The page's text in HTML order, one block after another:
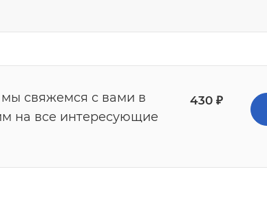
свяжемся с вами в
на все интересующие
430 ₽